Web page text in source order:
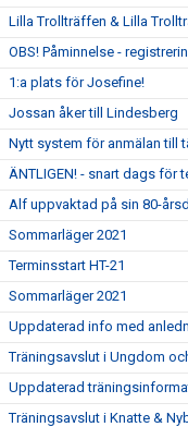
Lilla Trollträffen & Lilla
OBS! Påminnelse -
1:a plats för Josefine!
Jossan åker till Lindesberg
Nytt system för anmälan till
ÄNTLIGEN! - snart dags för
Alf uppvaktad på sin 80-
Sommarläger 2021
Terminsstart HT-21
Sommarläger 2021
Uppdaterad info med
Träningsavslut i Ungdom
Uppdaterad
Träningsavslut i Knatte &